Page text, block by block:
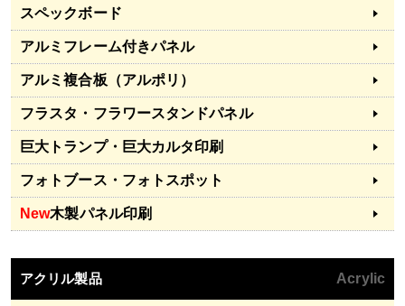
スペックボード
アルミフレーム付きパネル
アルミ複合板（アルポリ）
フラスタ・フラワースタンドパネル
巨大トランプ・巨大カルタ印刷
フォトブース・フォトスポット
New木製パネル印刷
アクリル製品 Acrylic